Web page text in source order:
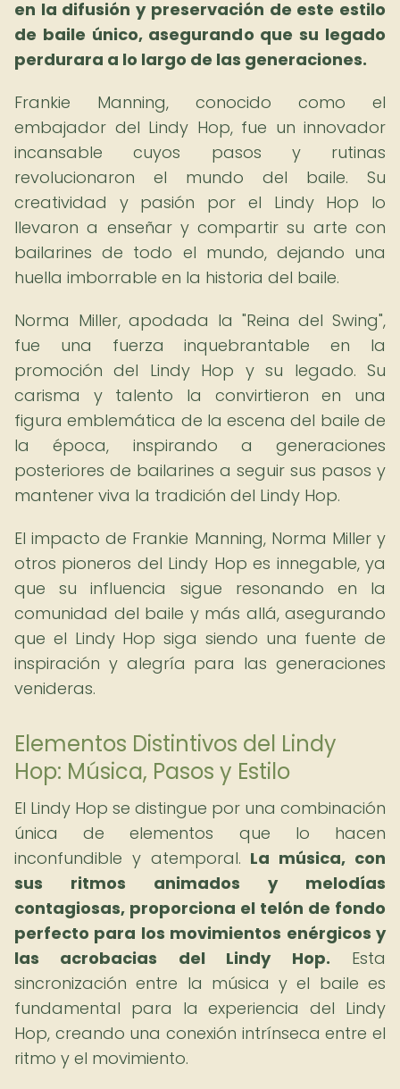
en la difusión y preservación de este estilo
de baile único, asegurando que su legado
perdurara a lo largo de las generaciones.
Frankie Manning, conocido como el
embajador del Lindy Hop, fue un innovador
incansable cuyos pasos y rutinas
revolucionaron el mundo del baile. Su
creatividad y pasión por el Lindy Hop lo
llevaron a enseñar y compartir su arte con
bailarines de todo el mundo, dejando una
huella imborrable en la historia del baile.
Norma Miller, apodada la "Reina del Swing",
fue una fuerza inquebrantable en la
promoción del Lindy Hop y su legado. Su
carisma y talento la convirtieron en una
figura emblemática de la escena del baile de
la época, inspirando a generaciones
posteriores de bailarines a seguir sus pasos y
mantener viva la tradición del Lindy Hop.
El impacto de Frankie Manning, Norma Miller y
otros pioneros del Lindy Hop es innegable, ya
que su influencia sigue resonando en la
comunidad del baile y más allá, asegurando
que el Lindy Hop siga siendo una fuente de
inspiración y alegría para las generaciones
venideras.
Elementos Distintivos del Lindy
Hop: Música, Pasos y Estilo
El Lindy Hop se distingue por una combinación
única de elementos que lo hacen
inconfundible y atemporal. La música, con
sus ritmos animados y melodías
contagiosas, proporciona el telón de fondo
perfecto para los movimientos enérgicos y
las acrobacias del Lindy Hop. Esta
sincronización entre la música y el baile es
fundamental para la experiencia del Lindy
Hop, creando una conexión intrínseca entre el
ritmo y el movimiento.